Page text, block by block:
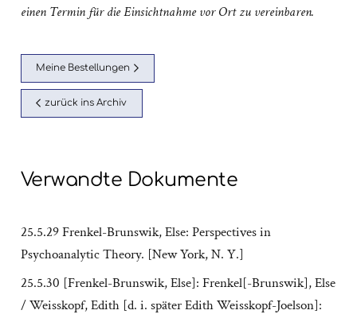
einen Termin für die Einsichtnahme vor Ort zu vereinbaren.
Meine Bestellungen
zurück ins Archiv
Verwandte Dokumente
25.5.29 Frenkel-Brunswik, Else: Perspectives in
Psychoanalytic Theory. [New York, N. Y.]
25.5.30 [Frenkel-Brunswik, Else]: Frenkel[-Brunswik], Else
/ Weisskopf, Edith [d. i. später Edith Weisskopf-Joelson]: